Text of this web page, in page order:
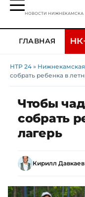
НОВОСТИ НИЖНЕКАМСКА
ГЛАВНАЯ
НТР 24 »
собрать ребенка в
Чтобы
собрать
лагерь
Кирилл Давкаев